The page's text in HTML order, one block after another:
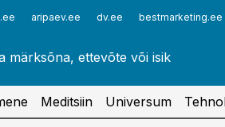
aripaev.ee dv.ee bestmarketing.ee
toostusuudised.ee
Meditsiin Universum